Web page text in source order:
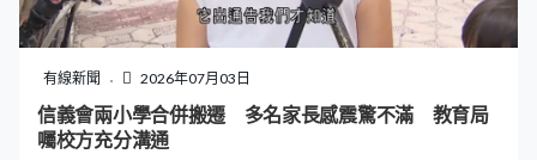
潮來了以後牠跑不掉。」 專家指這次發生紅潮海域，近期
沒有發現大面積污染，初步判斷與持續高溫天氣有關，又
指今次紅潮的爆發和擴散速度比之前的快，情況比較罕
見。 至於引發今次紅潮的藻類毒素，當局指經初步判斷，
對魚類有較強毒性，不會沿食物鏈傳給人體，不存在危害
有線新聞 2026年07月03日
信義會兩小學合併搬遷 多名家長感震驚不滿 教育局
囑校方充分溝通